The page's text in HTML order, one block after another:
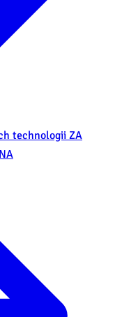
technologii ZA